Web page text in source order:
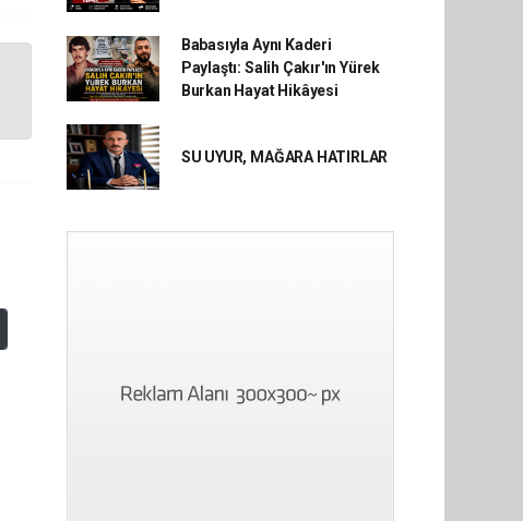
Babasıyla Aynı Kaderi
Paylaştı: Salih Çakır'ın Yürek
Burkan Hayat Hikâyesi
SU UYUR, MAĞARA HATIRLAR